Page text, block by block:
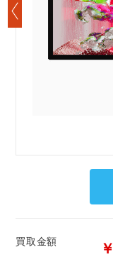
買取金額